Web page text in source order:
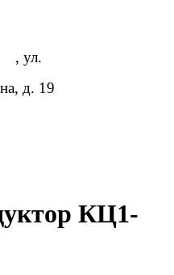
, ул.
д. 19
КЦ1-